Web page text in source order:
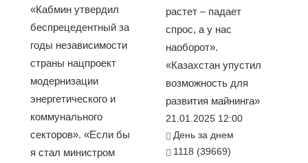
«Кабмин утвердил
беспрецедентный за
годы независимости
страны нацпроект
модернизации
энергетического и
коммунального
секторов». «Если бы
я стал министром
растет – падает
спрос, а у нас
наоборот».
«Казахстан упустил
возможность для
развития майнинга»
21.01.2025 12:00
День за днем
1118 (39669)